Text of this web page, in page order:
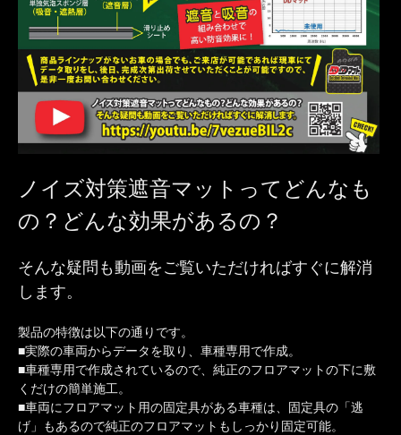
ノイズ対策遮音マットってどんなも
の？どんな効果があるの？
そんな疑問も動画をご覧いただければすぐに解消
します。
製品の特徴は以下の通りです。
■実際の車両からデータを取り、車種専用で作成。
■車種専用で作成されているので、純正のフロアマットの下に敷
くだけの簡単施工。
■車両にフロアマット用の固定具がある車種は、固定具の「逃
げ」もあるので純正のフロアマットもしっかり固定可能。